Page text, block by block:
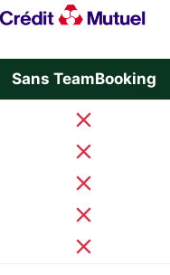
Sans TeamBooking